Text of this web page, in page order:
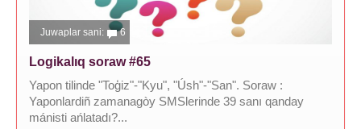
Juwaplar sani: 6
Logikalıq soraw #65
Yapon tilinde "Toģiz"-"Kyu", "Úsh"-"San". Soraw :
Yaponlardiñ zamanagòy SMSlerinde 39 sanı qanday
mánisti ańlatadı?...